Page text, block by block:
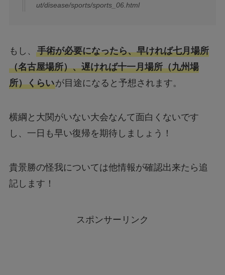
ut/disease/sports/sports_06.html
もし、 手術が必要になったら、早ければ七月場所
（名古屋場所）、遅ければ十一月場所（九州場
所）くらいが目途になると予想されます。
横綱と大関がいない大会なんて面白くないです
し、一日も早い復帰を期待しましょう！
貴景勝の怪我については他情報が確認出来たら追
記します！
スポンサーリンク